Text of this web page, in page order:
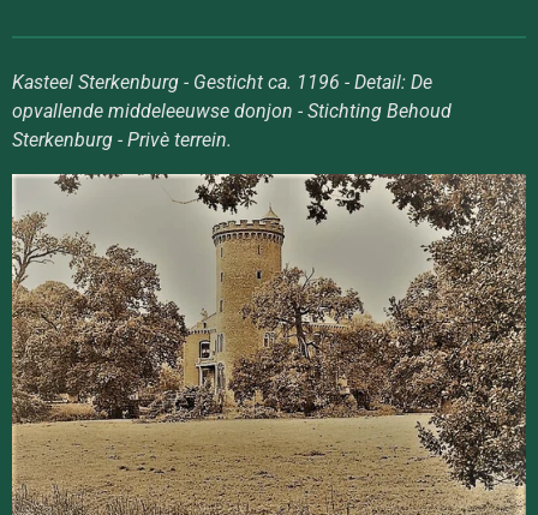
Kasteel Sterkenburg - Gesticht ca. 1196 - Detail: De
opvallende middeleeuwse donjon - Stichting Behoud
Sterkenburg - Privè terrein.